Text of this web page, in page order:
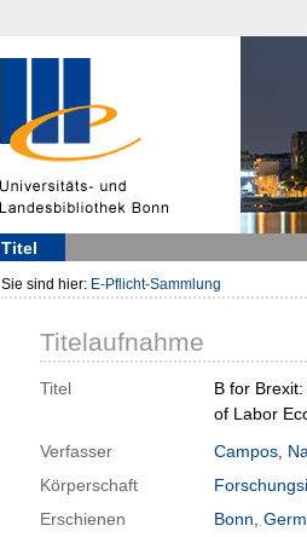
Titel
Sie sind hier: E-Pflicht-Sammlung
Titelaufnahme
Titel
B for
of Labor
Verfasser
Campos,
Körperschaft
Erschienen
Bonn,